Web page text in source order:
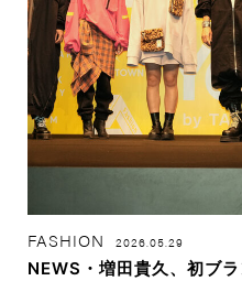
FASHION 2026.05.29
NEWS・増田貴久、初ブ